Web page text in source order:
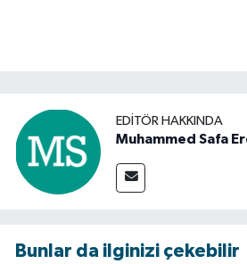
EDITÖR HAKKINDA
Muhammed Safa
Bunlar da ilginizi çekebilir